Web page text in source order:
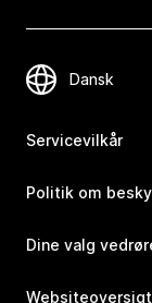
Servicevilkår
Politik om
Dine valg
Websiteoversigt